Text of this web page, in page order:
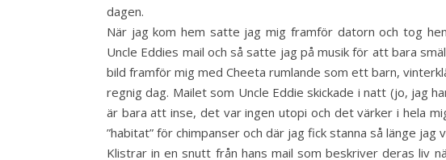
dagen.
När jag kom hem satte jag mig framför datorn och tog
Uncle Eddies mail och så satte jag på musik för att bara
bild framför mig med Cheeta rumlande som ett barn,
regnig dag. Mailet som Uncle Eddie skickade i natt (jo, jag
är bara att inse, det var ingen utopi och det värker i hela
”habitat” för chimpanser och där jag fick stanna så länge jag
Klistrar in en snutt från hans mail som beskriver deras liv